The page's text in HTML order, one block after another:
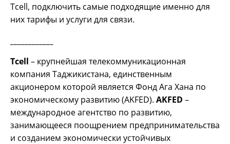
Tcell, подключить самые подходящие именно для
них тарифы и услуги для связи.
Tcell – крупнейшая телекоммуникационная
компания Таджикистана, единственным
акционером которой является Фонд Ага Хана по
экономическому развитию (AKFED). AKFED –
международное агентство по развитию,
занимающееся поощрением предпринимательства
и созданием экономически устойчивых